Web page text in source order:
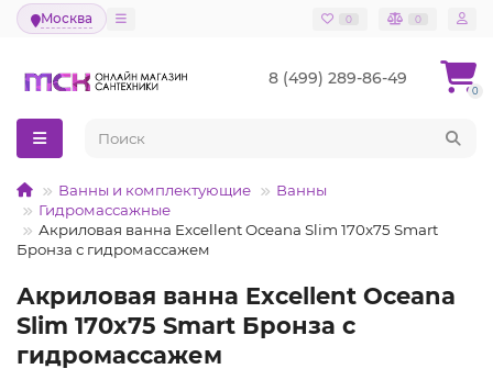
Москва 0 0
8 (499) 289-86-49
0
Ванны и комплектующие
Ванны
Гидромассажные
Акриловая ванна Excellent Oceana Slim 170x75 Smart
Бронза с гидромассажем
Акриловая ванна Excellent Oceana
Slim 170x75 Smart Бронза с
гидромассажем